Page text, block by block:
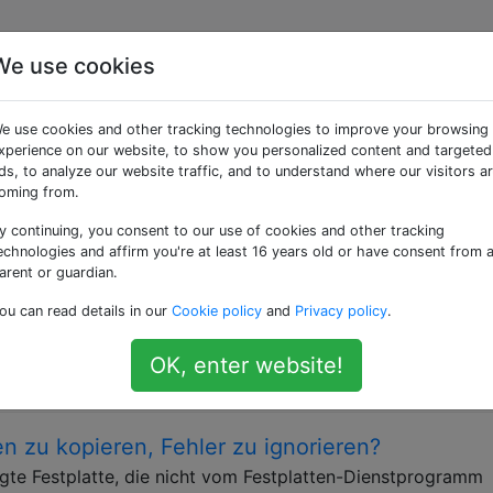
getaggte Fragen
dass Daten durch Löschen, Verschlüsselung oder
das Löschen der iNode-Datei sicher ist
kann)?
der folgenden Datei sicher ist? $ cd /lost+found/ $ file
xar archive -version 1 Hinweis: Das Datum der Datei gibt
ersten 4 Zeichen der Datei sind " xar!" Kann ich es
zu kopieren, Fehler zu ignorieren?
Festplatte, die nicht vom Festplatten-Dienstprogramm
use cookies
use cookies and other tracking technologies to improve your browsing
on our website, to show you personalized content and targeted
to analyze our website traffic, and to understand where our visitors
from.
continuing, you consent to our use of cookies and other tracking
and affirm you're at least 16 years old or have consent from a
or guardian.
can read details in our Cookie policy and Privacy policy.
OK, enter website!